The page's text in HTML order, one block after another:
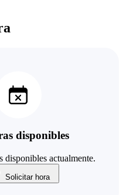
disponibles
disponibles actualmente.
Solicitar hora